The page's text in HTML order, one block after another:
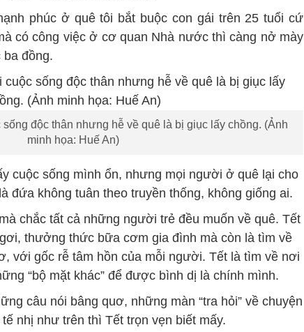
phúc ở quê tôi bắt buộc con gái trên 25 tuổi cứ
có công việc ở cơ quan Nhà nước thì càng nở mày
đồng.
độc thân nhưng hễ về quê là bị giục lấy chồng. (Ảnh
minh họa: Huế An)
cuộc sống mình ổn, nhưng mọi người ở quê lại cho
đứa không tuân theo truyền thống, không giống ai.
chắc tất cả những người trẻ đều muốn về quê. Tết
thưởng thức bữa cơm gia đình mà còn là tìm về
với gốc rễ tâm hồn của mỗi người. Tết là tìm về nơi
“bộ mặt khác” để được bình dị là chính mình.
câu nói bâng quơ, những màn “tra hỏi” về chuyện
nhị như trên thì Tết trọn vẹn biết mấy.